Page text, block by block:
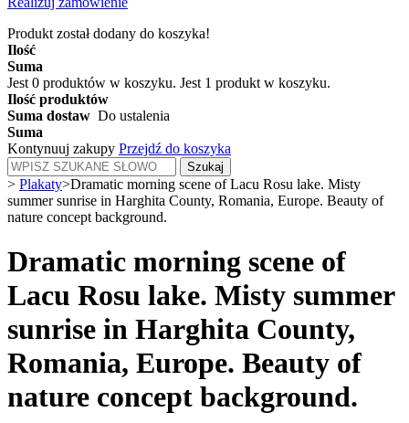
Produkt został dodany do koszyka!
Ilość
Suma
Jest 0 produktów w koszyku. Jest 1 produkt w koszyku.
Ilość produktów
Suma dostaw Do ustalenia
Suma
Kontynuuj zakupy Przejdź do koszyka
Szukaj
> Plakaty>Dramatic morning scene of Lacu Rosu lake. Misty
summer sunrise in Harghita County, Romania, Europe. Beauty of
nature concept background.
Dramatic morning scene of
Lacu Rosu lake. Misty summer
sunrise in Harghita County,
Romania, Europe. Beauty of
nature concept background.